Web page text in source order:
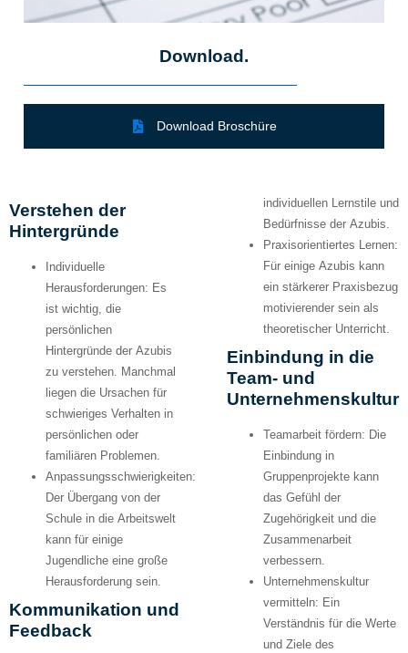
Download.
Download Broschüre
Verstehen der
Hintergründe
Individuelle
Herausforderungen: Es
ist wichtig, die
persönlichen
Hintergründe der Azubis
zu verstehen. Manchmal
liegen die Ursachen für
schwieriges Verhalten in
persönlichen oder
familiären Problemen.
Anpassungsschwierigkeiten:
Der Übergang von der
Schule in die Arbeitswelt
kann für einige
Jugendliche eine große
Herausforderung sein.
Kommunikation und
Feedback
individuellen Lernstile und
Bedürfnisse der Azubis.
Praxisorientiertes Lernen:
Für einige Azubis kann
ein stärkerer Praxisbezug
motivierender sein als
theoretischer Unterricht.
Einbindung in die
Team- und
Unternehmenskultur
Teamarbeit fördern: Die
Einbindung in
Gruppenprojekte kann
das Gefühl der
Zugehörigkeit und die
Zusammenarbeit
verbessern.
Unternehmenskultur
vermitteln: Ein
Verständnis für die Werte
und Ziele des